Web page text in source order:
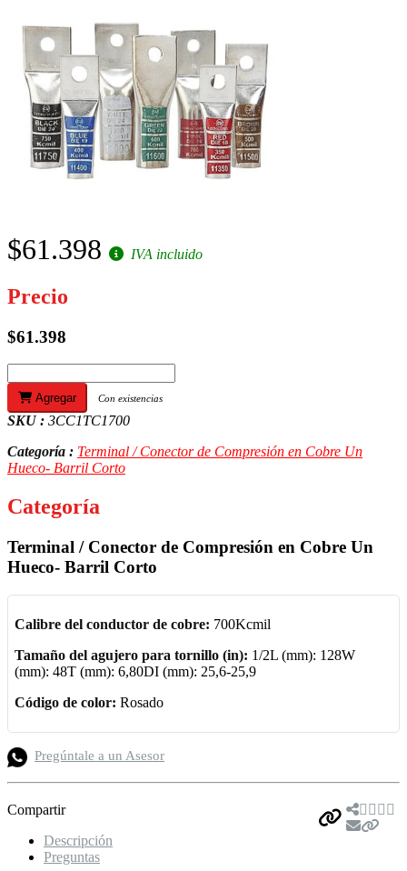
$61.398 IVA incluido
Precio
$61.398
Agregar Con existencias
SKU : 3CC1TC1700
Categoría : Terminal / Conector de Compresión en Cobre Un
Hueco- Barril Corto
Categoría
Terminal / Conector de Compresión en Cobre Un
Hueco- Barril Corto
Calibre del conductor de cobre: 700Kcmil
Tamaño del agujero para tornillo (in): 1/2L (mm): 128W
(mm): 48T (mm): 6,80DI (mm): 25,6-25,9
Código de color: Rosado
Pregúntale a un Asesor
Compartir
Descripción
Preguntas